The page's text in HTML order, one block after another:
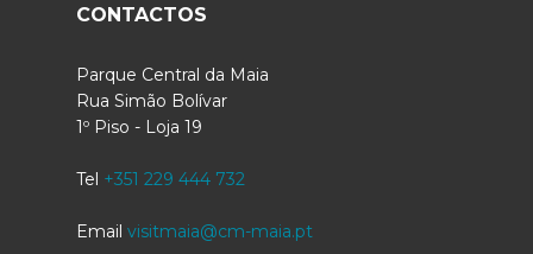
CONTACTOS
Parque Central da Maia
Rua Simão Bolívar
1º Piso - Loja 19
Tel +351 229 444 732
Email visitmaia@cm-maia.pt